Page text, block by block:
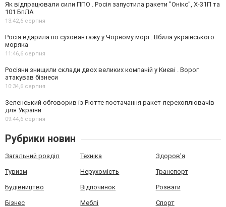
Як відпрацювали сили ППО . Росія запустила ракети "Онікс", Х-31П та
101 БпЛА
13:42,6 серпня
Росія вдарила по суховантажу у Чорному морі . Вбила українського
моряка
11:46,6 серпня
Росіяни знищили склади двох великих компаній у Києві . Ворог
атакував бізнеси
10:34,6 серпня
Зеленський обговорив із Рютте постачання ракет-перехоплювачів
для України
09:44,6 серпня
Рубрики новин
Загальний розділ Техніка Здоров'я
Туризм Нерухомість Транспорт
Будівництво Відпочинок Розваги
Бізнес Меблі Спорт